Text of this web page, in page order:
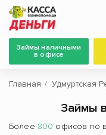
Займы наличными
в офисе
Главная Удмуртская
Займы
Более 800 офисов по